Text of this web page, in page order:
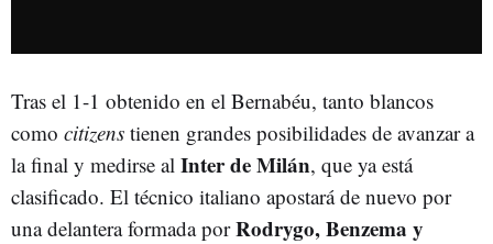
Tras el 1-1 obtenido en el Bernabéu, tanto blancos
como citizens tienen grandes posibilidades de avanzar a
la final y medirse al Inter de Milán, que ya está
clasificado. El técnico italiano apostará de nuevo por
una delantera formada porRodrygo, Benzema y